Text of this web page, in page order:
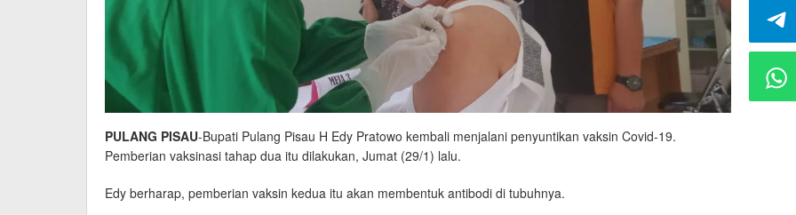
PULANG PISAU-Bupati Pulang Pisau H Edy Pratowo kembali menjalani penyuntikan vaksin Covid-19.
Pemberian vaksinasi tahap dua itu dilakukan, Jumat (29/1) lalu.
Edy berharap, pemberian vaksin kedua itu akan membentuk antibodi di tubuhnya.